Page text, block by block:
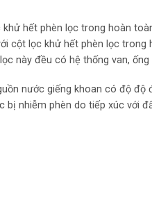
hết phèn lọc trong hoàn
cột lọc khử hết phèn lọc
này đều có hệ thống van,
nước giếng khoan có độ
bị nhiễm phèn do tiếp xúc với